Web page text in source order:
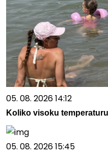
05. 08. 2026 14:12
Koliko visoku
05. 08. 2026 15:45